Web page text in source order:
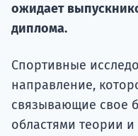
ожидает
диплома.
Спортивные
направление,
связывающие свое
областями теории